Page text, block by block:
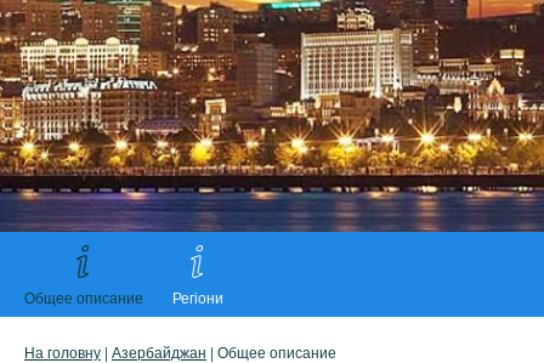
Общее описание Регіони
На головну | Азербайджан | Общее описание